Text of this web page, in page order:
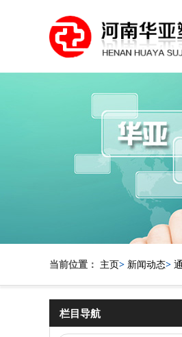
当前位置： 主页> 新闻动态>
栏目导航